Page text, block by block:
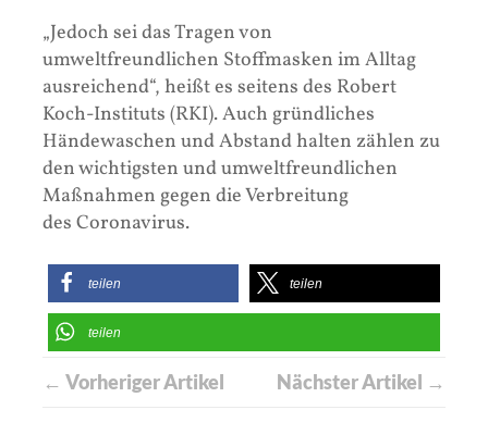
„Jedoch sei das Tragen von
umweltfreundlichen Stoffmasken im Alltag
ausreichend“, heißt es seitens des Robert
Koch-Instituts (RKI). Auch gründliches
Händewaschen und Abstand halten zählen zu
den wichtigsten und umweltfreundlichen
Maßnahmen gegen die Verbreitung
des Coronavirus.
teilen teilen
teilen
← Vorheriger Artikel Nächster Artikel →